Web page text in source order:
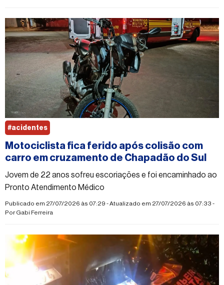
Motociclista fica ferido após colisão com
carro em cruzamento de Chapadão do Sul
Jovem de 22 anos sofreu escoriações e foi encaminhado ao
Pronto Atendimento Médico
Publicado em 27/07/2026 às 07:29 - Atualizado em 27/07/2026 às 07:33 -
PorGabi Ferreira
#acidentes